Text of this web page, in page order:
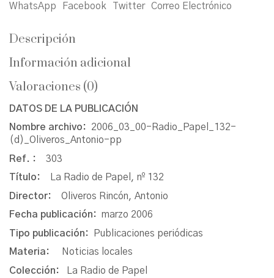
WhatsApp Facebook Twitter Correo Electrónico
Descripción
Información adicional
Valoraciones (0)
DATOS DE LA PUBLICACIÓN
Nombre archivo: 2006_03_00-Radio_Papel_132-
(d)_Oliveros_Antonio-pp
Ref. : 303
Título:
La Radio de Papel, nº 132
Director: Oliveros Rincón, Antonio
Fecha publicación: marzo 2006
Tipo publicación:
Publicaciones periódicas
Materia:
Noticias locales
Colección:
La Radio de Papel